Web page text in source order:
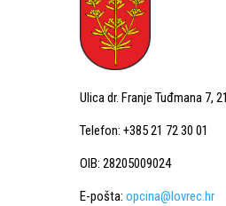
Ulica dr. Franje Tuđmana 7,
Telefon: +385 21 72 30 01
OIB: 28205009024
E-pošta: opcina@lovrec.hr